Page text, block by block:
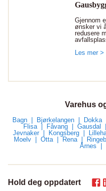
Gjennom
ønsker vi
redusere
Les mer >
Varehus
Bagn Bjørkelangen Dokka
Flisa
Fåvang Gausdal
Jevnaker
Kongsberg
Moelv
Otta Rena
Årnes
Hold deg oppdatert